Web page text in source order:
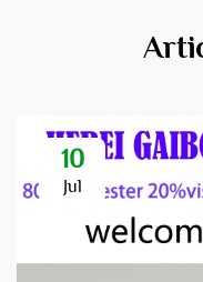
10
Jul